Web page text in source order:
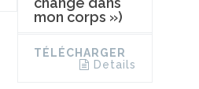
mon corps »)
TÉLÉCHARGER
Details